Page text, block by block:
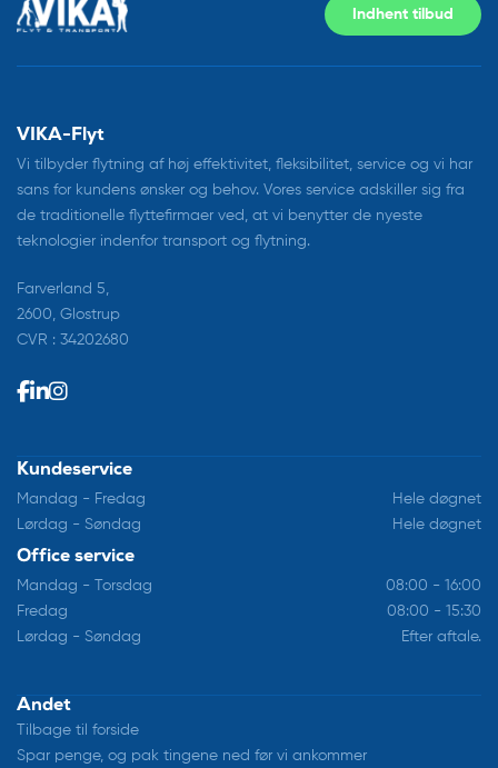
Indhent tilbud
VIKA-Flyt
Vi tilbyder flytning af høj effektivitet, fleksibilitet, service og vi har
sans for kundens ønsker og behov. Vores service adskiller sig fra
de traditionelle flyttefirmaer ved, at vi benytter de nyeste
teknologier indenfor transport og flytning.
Farverland 5,
2600, Glostrup
CVR : 34202680
Kundeservice
Mandag - Fredag
Hele døgnet
Lørdag - Søndag
Hele døgnet
Office service
Mandag - Torsdag
08:00 - 16:00
Fredag
08:00 - 15:30
Lørdag - Søndag
Efter aftale.
Andet
Tilbage til forside
Spar penge, og pak tingene ned før vi ankommer